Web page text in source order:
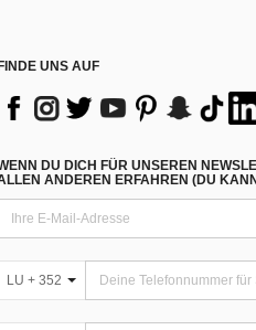
FINDE UNS AUF
DU DICH FÜR UNSEREN
ANDEREN ERFAHREN (DU
LU + 352